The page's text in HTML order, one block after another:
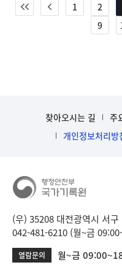
1 2
9
찾아오시는 길 주
개인정보처리방
(우) 35208 대전광역시 서
042-481-6210 (월~금
열람문의 월~금